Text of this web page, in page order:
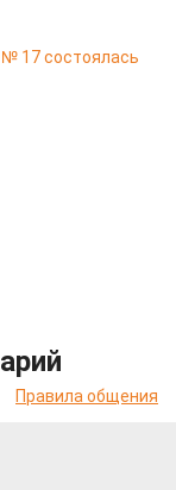
№ 17 состоялась
Правила общения